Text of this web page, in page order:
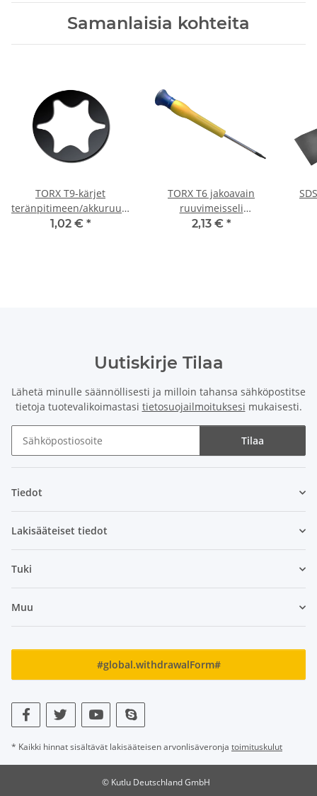
Samanlaisia kohteita
TORX T9-kärjet
teränpitimeen/akkuruuvimeisseliin/iskuavaimen
materiaaliin 25 mm
1,02 € *
TORX T6 jakoavain
ruuvimeisseli
ruuvimeisseli
2,13 € *
Uutiskirje Tilaa
Lähetä minulle säännöllisesti ja milloin tahansa sähköpostitse
tietoja tuotevalikoimastasi tietosuojailmoituksesi mukaisesti.
Tilaa
Tiedot
Lakisääteiset tiedot
Tuki
Muu
#global.withdrawalForm#
* Kaikki hinnat sisältävät lakisääteisen arvonlisäveronja toimituskulut
© Kutlu Deutschland GmbH